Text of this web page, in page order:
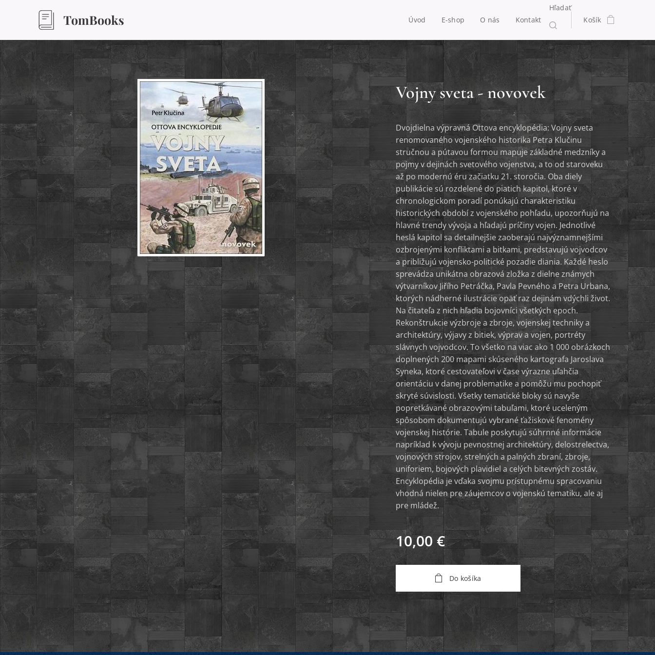
TomBooks Úvod E-shop O nás Kontakt
Hľadať
Košík
Vojny sveta - novovek
Dvojdielna výpravná Ottova encyklopédia: Vojny sveta
renomovaného vojenského historika Petra Klučinu
stručnou a pútavou formou mapuje základné medzníky a
pojmy v dejinách svetového vojenstva, a to od staroveku
až po modernú éru začiatku 21. storočia. Oba diely
publikácie sú rozdelené do piatich kapitol, ktoré v
chronologickom poradí ponúkajú charakteristiku
historických období z vojenského pohľadu, upozorňujú na
hlavné trendy vývoja a hľadajú príčiny vojen. Jednotlivé
heslá kapitol sa detailnejšie zaoberajú najvýznamnejšími
ozbrojenými konfliktami a bitkami, predstavujú vojvodcov
a približujú vojensko-politické pozadie diania. Každé heslo
sprevádza unikátna obrazová zložka z dielne známych
výtvarníkov Jiřího Petráčka, Pavla Pevného a Petra Urbana,
ktorých nádherné ilustrácie opäť raz dejinám vdýchli život.
Na čitateľa z nich hľadia bojovníci všetkých epoch.
Rekonštrukcie výzbroje a zbroje, vojenskej techniky a
architektúry, výjavy z bitiek, výprav a vojen, portréty
slávnych vojvodcov. To všetko na viac ako 1 000 obrázkoch
doplnených 200 mapami skúseného kartografa Jaroslava
Syneka, ktoré cestovateľovi v čase výrazne uľahčia
orientáciu v danej problematike a pomôžu mu pochopiť
skryté súvislosti. Všetky tematické bloky sú navyše
popretkávané obrazovými tabuľami, ktoré uceleným
spôsobom dokumentujú vybrané ťažiskové fenomény
vojenskej histórie. Tabule poskytujú súhrnné informácie
napríklad k vývoju pevnostnej architektúry, delostrelectva,
vojnových strojov, strelných a palných zbraní, zbroje,
uniforiem, bojových plavidiel a celých bitevných zostáv.
Encyklopédia je vďaka svojmu prístupnému spracovaniu
vhodná nielen pre záujemcov o vojenskú tematiku, ale aj
pre mládež.
10,00€
Do košíka